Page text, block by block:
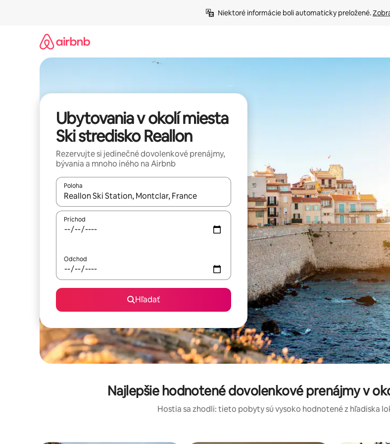
Niektoré informácie boli automaticky preložené.
Ubytovania v okolí miesta
Ski stredisko Reallon
Rezervujte si jedinečné dovolenkové prenájmy,
bývania a mnoho iného na Airbnb
Poloha
Keď budú výsledky k dispozícii, môžete si ich prechádzať pomocou klávesov so šípkami nahor a
Príchod
Odchod
Hľadať
Najlepšie hodnotené dovolenkové prenájmy v
Hostia sa zhodli: tieto pobyty sú vysoko hodnotené z hľadiska